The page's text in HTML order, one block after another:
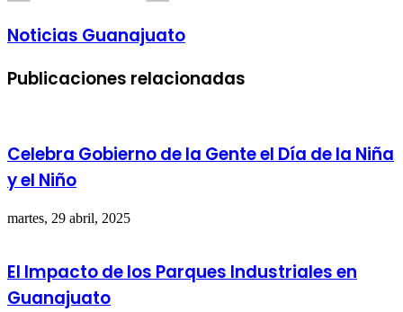
Noticias Guanajuato
Publicaciones relacionadas
Celebra Gobierno de la Gente el Día de la Niña
y el Niño
martes, 29 abril, 2025
El Impacto de los Parques Industriales en
Guanajuato